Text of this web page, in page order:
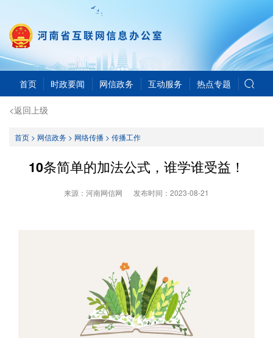
首页 时政要闻 网信政务 互动服务 热点专题
<返回上级
首页> 网信政务> 网络传播> 传播工作
10条简单的加法公式，谁学谁受益！
来源：河南网信网 发布时间： 2023-08-21